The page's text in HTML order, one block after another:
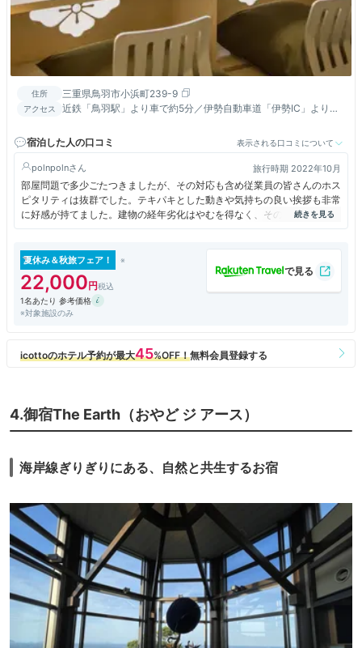
住所 三重県鳥羽市小浜町239-9
アクセス
近鉄「鳥羽駅」より車で約5分／伊勢自動車道「伊勢IC」より車
宿泊した人の口コミ
表示される口コミについて
polnpoln 旅行時期 2022年10月
部屋問題で多少ごたつきましたが、その対応も含め従業員の皆さんのホス
ピタリティは抜群でした。テキパキとした動きや気持ちの良い挨拶も非常
に好感が持てました。建物の経年劣化はやむを得なく、その分が価格に反
映されていると思えば問題ありません。ロケーションも食事も良かったで
夏休み＆秋旅フェア！
22,000
1名あたり 参考価格
※対象施設のみ
4.御宿The Earth（おやど ジ アース）
海岸線ぎりぎりにある、自然と共生するお宿